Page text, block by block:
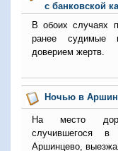
с банковской
В обоих случаях
ранее судимые
доверием жертв.
Ночью в
На место
случившегося
Аршинцево,